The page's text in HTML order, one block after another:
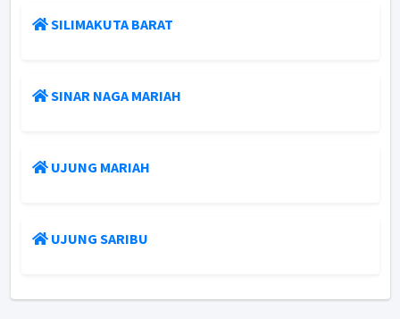
SILIMAKUTA BARAT
SINAR NAGA MARIAH
UJUNG MARIAH
UJUNG SARIBU